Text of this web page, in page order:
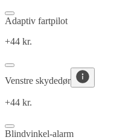
Adaptiv fartpilot
+44 kr.
Venstre skydedør
+44 kr.
Blindvinkel-alarm